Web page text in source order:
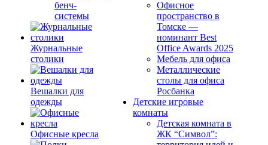
бенч-
системы
Журнальные
столики
Вешалки для
одежды
Офисные кресла
Офисное
пространство в
Томске —
номинант Best
Office Awards 2025
Мебель для офиса
Металлические
столы для офиса
Росбанка
Детские игровые
комнаты
Детская комната в
ЖК “Символ”: